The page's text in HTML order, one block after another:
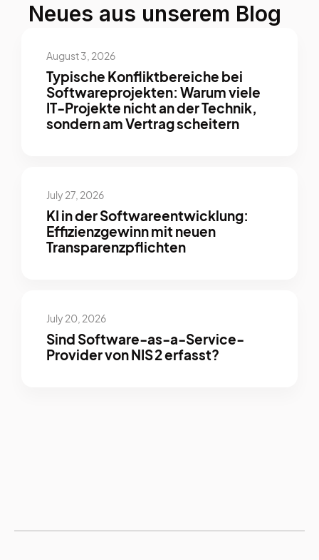
Neues aus unserem Blog
August 3, 2026
Typische Konfliktbereiche bei
Softwareprojekten: Warum viele
IT-Projekte nicht an der Technik,
sondern am Vertrag scheitern
July 27, 2026
KI in der Softwareentwicklung:
Effizienzgewinn mit neuen
Transparenzpflichten
July 20, 2026
Sind Software-as-a-Service-
Provider von NIS 2 erfasst?